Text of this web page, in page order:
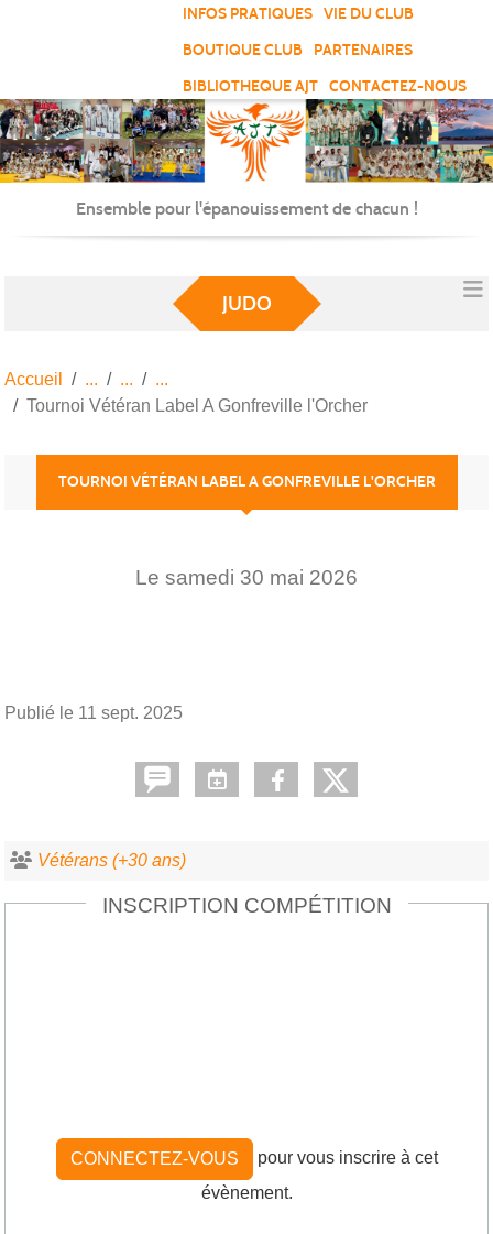
INFOS PRATIQUES
VIE DU CLUB
BOUTIQUE CLUB
PARTENAIRES
BIBLIOTHEQUE AJT
CONTACTEZ-NOUS
Ensemble pour l'épanouissement de chacun !
JUDO
Accueil
Tournoi Vétéran Label A Gonfreville l'Orcher
TOURNOI VÉTÉRAN LABEL A GONFREVILLE L'ORCHER
Le samedi 30 mai 2026
Publié le 11 sept. 2025
Vétérans (+30 ans)
INSCRIPTION COMPÉTITION
CONNECTEZ-VOUS
pour vous inscrire à cet
évènement.
Panneau de gestion des cookies